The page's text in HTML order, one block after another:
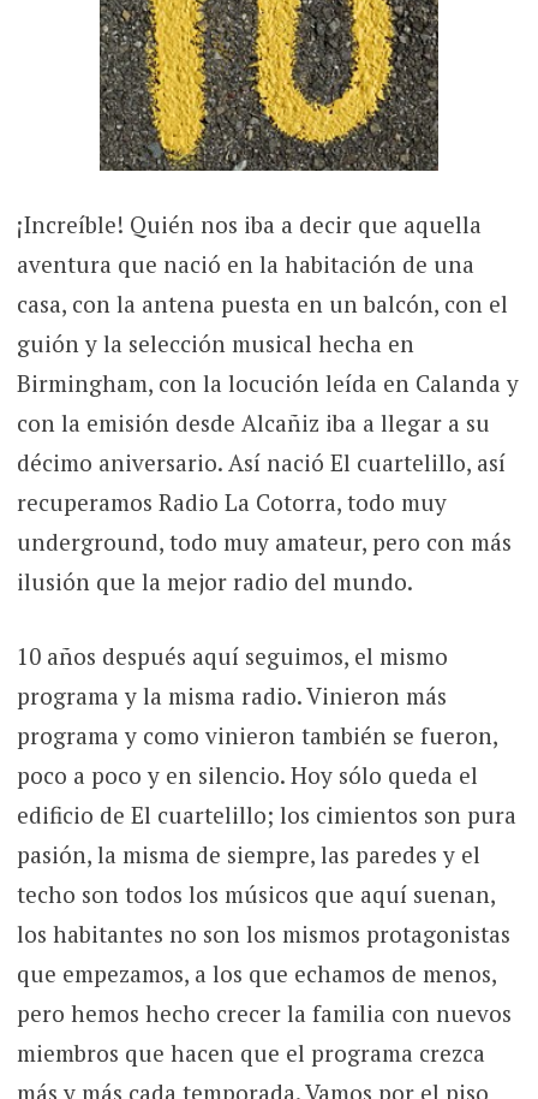
¡Increíble! Quién nos iba a decir que aquella
aventura que nació en la habitación de una
casa, con la antena puesta en un balcón, con el
guión y la selección musical hecha en
Birmingham, con la locución leída en Calanda y
con la emisión desde Alcañiz iba a llegar a su
décimo aniversario. Así nació El cuartelillo, así
recuperamos Radio La Cotorra, todo muy
underground, todo muy amateur, pero con más
ilusión que la mejor radio del mundo.
10 años después aquí seguimos, el mismo
programa y la misma radio. Vinieron más
programa y como vinieron también se fueron,
poco a poco y en silencio. Hoy sólo queda el
edificio de El cuartelillo; los cimientos son pura
pasión, la misma de siempre, las paredes y el
techo son todos los músicos que aquí suenan,
los habitantes no son los mismos protagonistas
que empezamos, a los que echamos de menos,
pero hemos hecho crecer la familia con nuevos
miembros que hacen que el programa crezca
más y más cada temporada. Vamos por el piso